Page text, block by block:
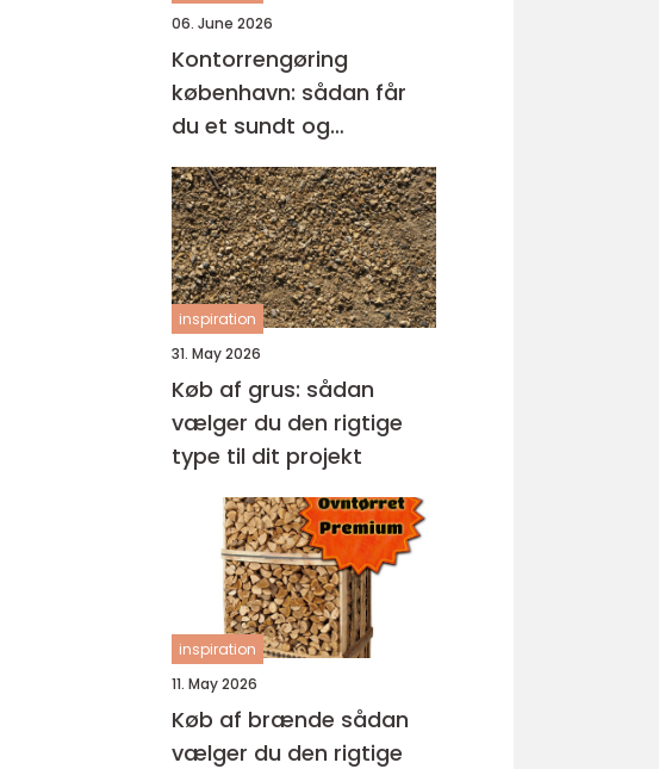
06. June 2026
Kontorrengøring
københavn: sådan får
du et sundt og
professionelt
arbejdsmiljø
inspiration
31. May 2026
Køb af grus: sådan
vælger du den rigtige
type til dit projekt
inspiration
11. May 2026
Køb af brænde sådan
vælger du den rigtige